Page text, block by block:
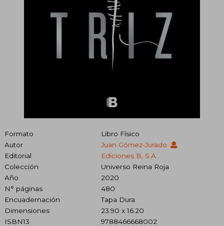
Formato
Libro Físico
Autor
Juan Gómez-Jurado
Editorial
Ediciones B, S.A.
Colección
Universo Reina Roja
Año
2020
N° páginas
480
Encuadernación
Tapa Dura
Dimensiones
23.90 x 16.20
ISBN13
9788466668002